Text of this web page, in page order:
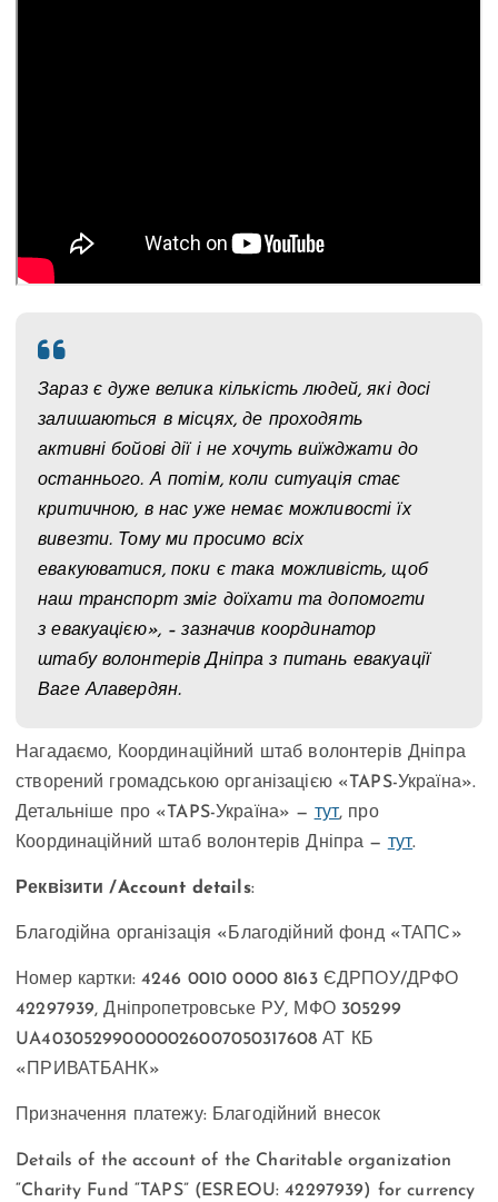
Зараз є дуже велика кількість людей, які досі
залишаються в місцях, де проходять
активні бойові дії і не хочуть виїжджати до
останнього. А потім, коли ситуація стає
критичною, в нас уже немає можливості їх
вивезти. Тому ми просимо всіх
евакуюватися, поки є така можливість, щоб
наш транспорт зміг доїхати та допомогти
з евакуацією», – зазначив координатор
штабу волонтерів Дніпра з питань евакуації
Ваге Алавердян.
Нагадаємо, Координаційний штаб волонтерів Дніпра
створений громадською організацією «TAPS-Україна».
Детальніше про «TAPS-Україна» — тут, про
Координаційний штаб волонтерів Дніпра — тут.
Реквізити /Account details:
Благодійна організація «Благодійний фонд «ТАПС»
Номер картки: 4246 0010 0000 8163 ЄДРПОУ/ДРФО
42297939, Дніпропетровське РУ, МФО 305299
UA403052990000026007050317608 АТ КБ
«ПРИВАТБАНК»
Призначення платежу: Благодійний внесок
Details of the account of the Charitable organization
“Charity Fund “TAPS” (ESREOU: 42297939) for currency